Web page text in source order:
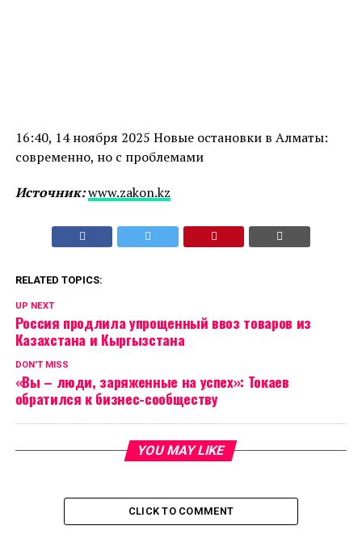
16:40, 14 ноября 2025 Новые остановки в Алматы:
современно, но с проблемами
Источник:www.zakon.kz
RELATED TOPICS:
UP NEXT
Россия продлила упрощенный ввоз товаров из
Казахстана и Кыргызстана
DON'T MISS
«Вы – люди, заряженные на успех»: Токаев
обратился к бизнес-сообществу
YOU MAY LIKE
CLICK TO COMMENT